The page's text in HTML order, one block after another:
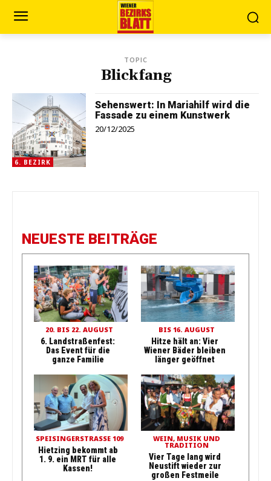
TOPIC
Blickfang
6. BEZIRK
Sehenswert: In Mariahilf wird die
Fassade zu einem Kunstwerk
20/12/2025
NEUESTE BEITRÄGE
20. BIS 22. AUGUST
6. Landstraßenfest:
Das Event für die
ganze Familie
BIS 16. AUGUST
Hitze hält an: Vier
Wiener Bäder bleiben
länger geöffnet
SPEISINGERSTRASSE 109
Hietzing bekommt ab
1. 9. ein MRT für alle
Kassen!
WEIN, MUSIK UND
TRADITION
Vier Tage lang wird
Neustift wieder zur
großen Festmeile